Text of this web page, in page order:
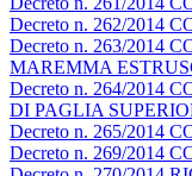
Decreto n. 262/2014
Decreto n. 263/2014
MAREMMA
Decreto n. 264/2014
DI PAGLIA
Decreto n. 265/2014
Decreto n. 269/2014